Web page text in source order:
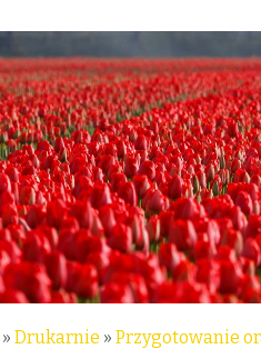
» Drukarnie » Przygotowanie